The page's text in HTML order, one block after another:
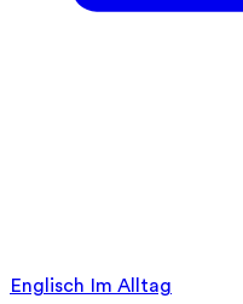
Englisch Im Alltag